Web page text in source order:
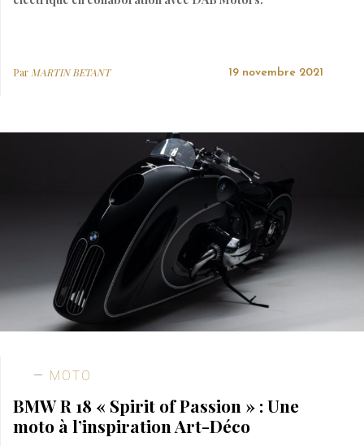
ParMARTIN BETANT 19 novembre 2021
MOTO
BMW R 18 « Spirit of Passion » : Une
moto à l’inspiration Art-Déco